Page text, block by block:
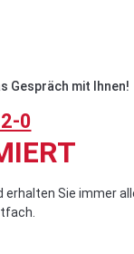
Gespräch mit Ihnen!
0
erhalten Sie immer